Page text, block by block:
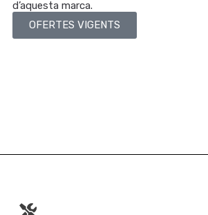
d’aquesta marca.
OFERTES VIGENTS